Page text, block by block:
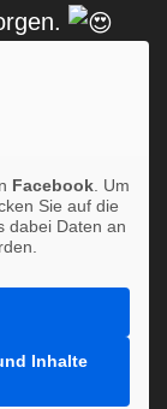
Facebook. Um
Sie auf die
dabei Daten an
Inhalte